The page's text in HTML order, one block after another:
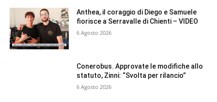
Anthea, il coraggio di Diego e Samuele
fiorisce a Serravalle di Chienti – VIDEO
6 Agosto 2026
Conerobus. Approvate le modifiche allo
statuto, Zinni: “Svolta per rilancio”
6 Agosto 2026